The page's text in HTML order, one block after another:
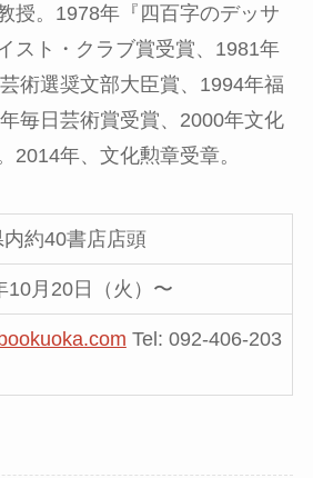
授。1978年『四百字のデッサ
スト・クラブ賞受賞、1981年
術選奨文部大臣賞、1994年福
毎日芸術賞受賞、2000年文化
2014年、文化勲章受章。
約40書店店頭
10月20日（火）〜
Tel: 092-406-203